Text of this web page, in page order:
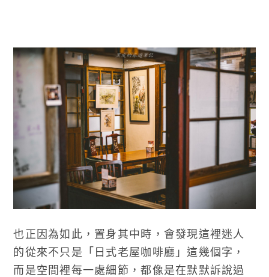
也正因為如此，置身其中時，會發現這裡迷人
的從來不只是「日式老屋咖啡廳」這幾個字，
而是空間裡每一處細節，都像是在默默訴說過